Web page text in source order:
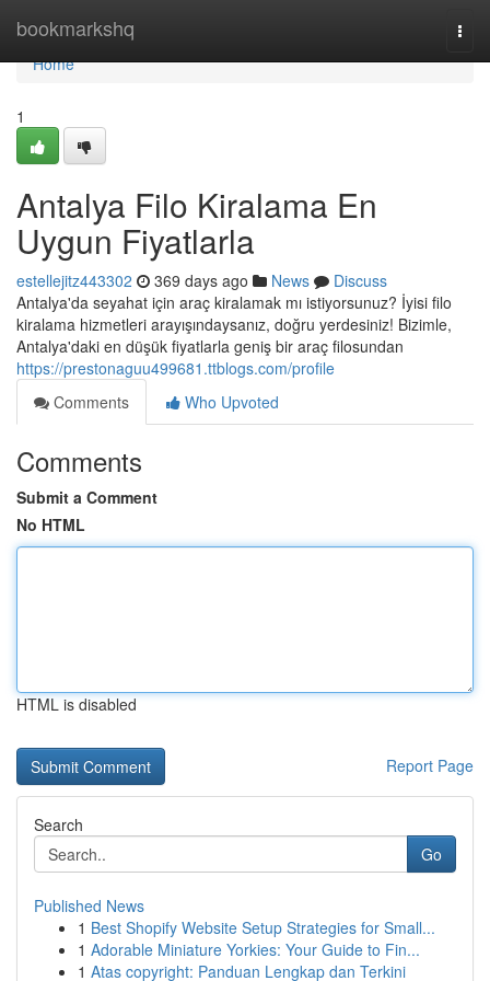
bookmarkshq
Home
Home
1
Antalya Filo Kiralama En
Uygun Fiyatlarla
estellejitz443302 369 days ago News
Discuss
Antalya'da seyahat için araç kiralamak mı istiyorsunuz? İyisi filo
kiralama hizmetleri arayışındaysanız, doğru yerdesiniz! Bizimle,
Antalya'daki en düşük fiyatlarla geniş bir araç filosundan
https://prestonaguu499681.ttblogs.com/profile
Comments
Who Upvoted
Comments
Submit a Comment
No HTML
HTML is disabled
Report Page
Search
Go
Published News
1 Best Shopify Website Setup Strategies for Small...
1 Adorable Miniature Yorkies: Your Guide to Fin...
1 Atas copyright: Panduan Lengkap dan Terkini